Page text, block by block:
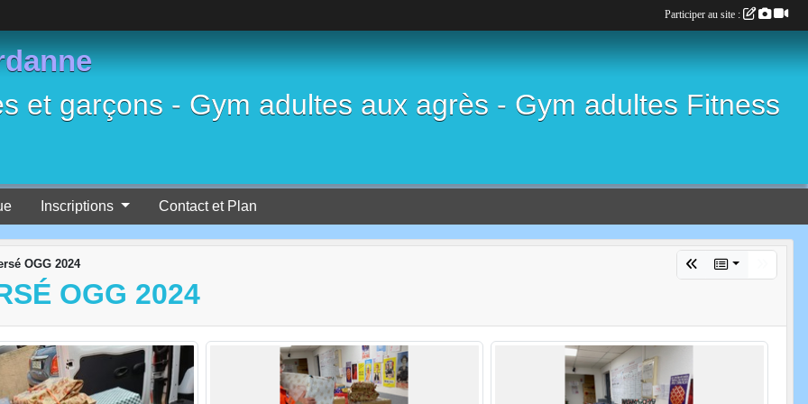
et garçons - Gym adultes aux agrès - Gym adultes Fitness
Inscriptions Contact et Plan
OGG 2024
OGG 2024
Participer au site :